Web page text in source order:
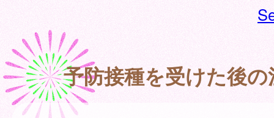
予防接種を受けた後の